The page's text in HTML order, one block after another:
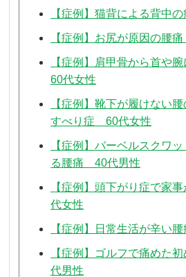
【症例】猫背による背中
【症例】お尻が原因の腰
【症例】肩甲骨から首や
60代女性
【症例】靴下が履けない
すべり症 60代女性
【症例】バーベルスクワ
る腰痛 40代男性
【症例】頭下がり症で家
代女性
【症例】日常生活が辛い
【症例】ゴルフで痛めた
代男性